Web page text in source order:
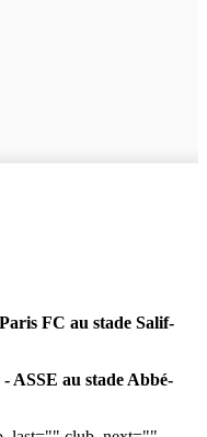
FC au stade Salif-
ASSE au stade Abbé-